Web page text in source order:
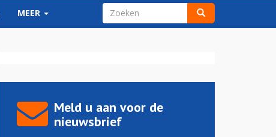
MEER ZOEKVELD
Meld u aan voor de
nieuwsbrief